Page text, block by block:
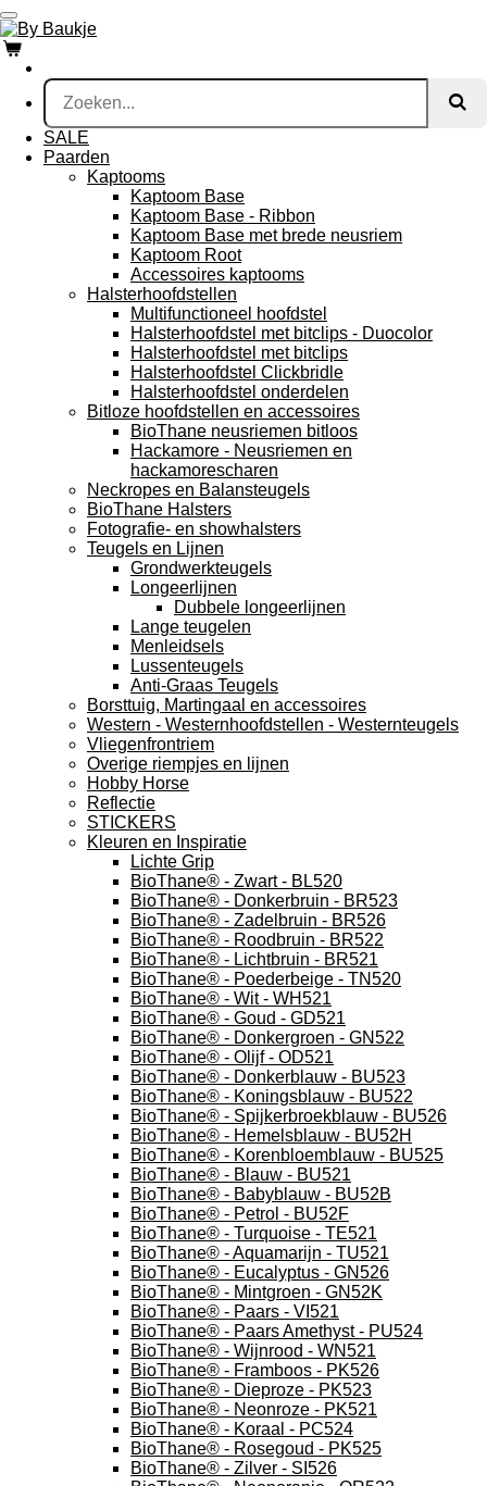
Ga
direct
naar
de
hoofdinhoud
SALE
Paarden
Kaptooms
Kaptoom Base
Kaptoom Base - Ribbon
Kaptoom Base met brede neusriem
Kaptoom Root
Accessoires kaptooms
Halsterhoofdstellen
Multifunctioneel hoofdstel
Halsterhoofdstel met bitclips - Duocolor
Halsterhoofdstel met bitclips
Halsterhoofdstel Clickbridle
Halsterhoofdstel onderdelen
Bitloze hoofdstellen en accessoires
BioThane neusriemen bitloos
Hackamore - Neusriemen en
hackamorescharen
Neckropes en Balansteugels
BioThane Halsters
Fotografie- en showhalsters
Teugels en Lijnen
Grondwerkteugels
Longeerlijnen
Dubbele longeerlijnen
Lange teugelen
Menleidsels
Lussenteugels
Anti-Graas Teugels
Borsttuig, Martingaal en accessoires
Western - Westernhoofdstellen - Westernteugels
Vliegenfrontriem
Overige riempjes en lijnen
Hobby Horse
Reflectie
STICKERS
Kleuren en Inspiratie
Lichte Grip
BioThane® - Zwart - BL520
BioThane® - Donkerbruin - BR523
BioThane® - Zadelbruin - BR526
BioThane® - Roodbruin - BR522
BioThane® - Lichtbruin - BR521
BioThane® - Poederbeige - TN520
BioThane® - Wit - WH521
BioThane® - Goud - GD521
BioThane® - Donkergroen - GN522
BioThane® - Olijf - OD521
BioThane® - Donkerblauw - BU523
BioThane® - Koningsblauw - BU522
BioThane® - Spijkerbroekblauw - BU526
BioThane® - Hemelsblauw - BU52H
BioThane® - Korenbloemblauw - BU525
BioThane® - Blauw - BU521
BioThane® - Babyblauw - BU52B
BioThane® - Petrol - BU52F
BioThane® - Turquoise - TE521
BioThane® - Aquamarijn - TU521
BioThane® - Eucalyptus - GN526
BioThane® - Mintgroen - GN52K
BioThane® - Paars - VI521
BioThane® - Paars Amethyst - PU524
BioThane® - Wijnrood - WN521
BioThane® - Framboos - PK526
BioThane® - Dieproze - PK523
BioThane® - Neonroze - PK521
BioThane® - Koraal - PC524
BioThane® - Rosegoud - PK525
BioThane® - Zilver - SI526